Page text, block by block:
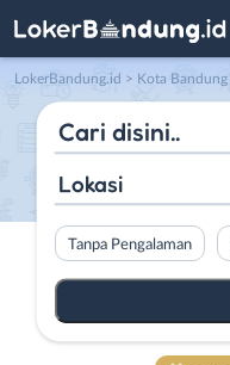
LokerBandung.id > Kota Bandung
Lokasi
Tanpa Pengalaman